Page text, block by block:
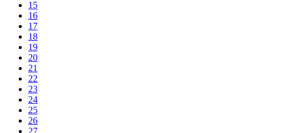
15
16
17
18
19
20
21
22
23
24
25
26
27